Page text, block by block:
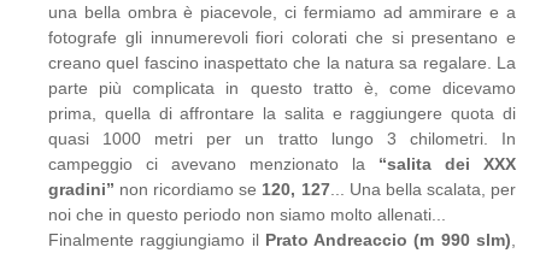
una bella ombra è piacevole, ci fermiamo ad ammirare e a
fotografe gli innumerevoli fiori colorati che si presentano e
creano quel fascino inaspettato che la natura sa regalare. La
parte più complicata in questo tratto è, come dicevamo
prima, quella di affrontare la salita e raggiungere quota di
quasi 1000 metri per un tratto lungo 3 chilometri. In
campeggio ci avevano menzionato la “salita dei XXX
gradini” non ricordiamo se 120, 127... Una bella scalata, per
noi che in questo periodo non siamo molto allenati...
Finalmente raggiungiamo ilPrato Andreaccio (m 990 slm)